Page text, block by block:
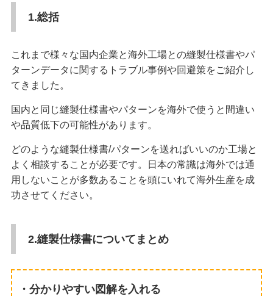
1.総括
これまで様々な国内企業と海外工場との縫製仕様書やパ
ターンデータに関するトラブル事例や回避策をご紹介し
てきました。
国内と同じ縫製仕様書やパターンを海外で使うと間違い
や品質低下の可能性があります。
どのような縫製仕様書/パターンを送ればいいのか工場と
よく相談することが必要です。日本の常識は海外では通
用しないことが多数あることを頭にいれて海外生産を成
功させてください。
2.縫製仕様書についてまとめ
・分かりやすい図解を入れる